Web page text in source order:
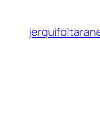
contenido